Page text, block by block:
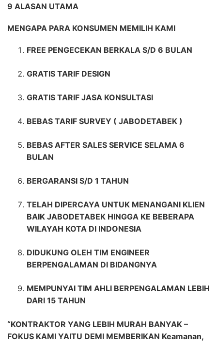
9 ALASAN UTAMA
MENGAPA PARA KONSUMEN MEMILIH KAMI
FREE PENGECEKAN BERKALA S/D 6 BULAN
GRATIS TARIF DESIGN
GRATIS TARIF JASA KONSULTASI
BEBAS TARIF SURVEY ( JABODETABEK )
BEBAS AFTER SALES SERVICE SELAMA 6
BULAN
BERGARANSI S/D 1 TAHUN
TELAH DIPERCAYA UNTUK MENANGANI KLIEN
BAIK JABODETABEK HINGGA KE BEBERAPA
WILAYAH KOTA DI INDONESIA
DIDUKUNG OLEH TIM ENGINEER
BERPENGALAMAN DI BIDANGNYA
MEMPUNYAI TIM AHLI BERPENGALAMAN LEBIH
DARI 15 TAHUN
“KONTRAKTOR YANG LEBIH MURAH BANYAK –
FOKUS KAMI YAITU DEMI MEMBERIKAN Keamanan,